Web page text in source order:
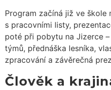
Program začíná již ve
s pracovními listy,
poté při pobytu na Jizerce
týmů, přednáška lesníka,
zpracování a závěrečná
Člověk a